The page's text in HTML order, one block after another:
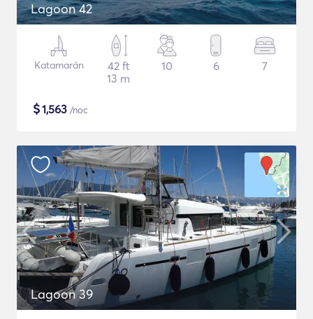
Lagoon 42
Katamarán
42 ft
13 m
10 6 7
$1,563 /noc
Lagoon 39